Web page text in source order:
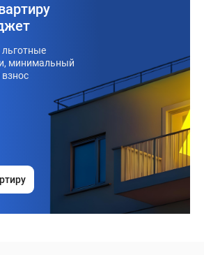
минимальный